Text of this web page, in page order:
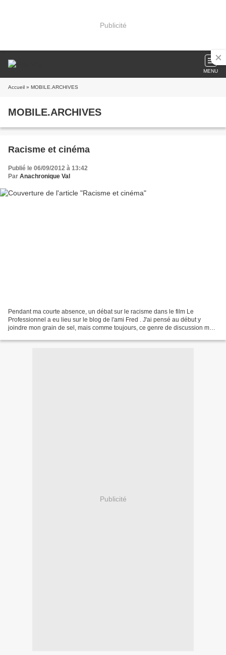
Publicité
MENU
Accueil » MOBILE.ARCHIVES
MOBILE.ARCHIVES
Racisme et cinéma
Publié le 06/09/2012 à 13:42
Par Anachronique Val
Pendant ma courte absence, un débat sur le racisme dans le film Le
Professionnel a eu lieu sur le blog de l'ami Fred . J'ai pensé au début y
joindre mon grain de sel, mais comme toujours, ce genre de discussion me
Publicité